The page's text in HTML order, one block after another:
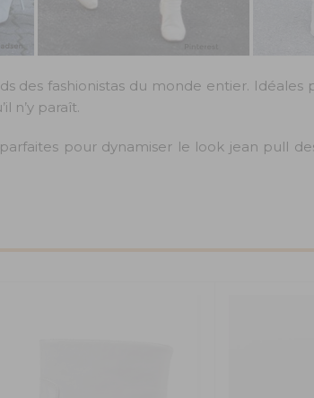
des fashionistas du monde entier. Idéales
n’y paraît.
pour dynamiser le look jean pull